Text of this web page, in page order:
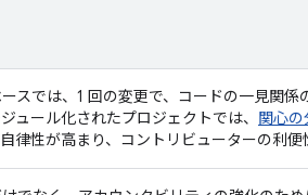
スでは、1 回の変更で、コードの一見関
ュール化されたプロジェクトでは、
関心
律性が高まり、コントリビューターの利便